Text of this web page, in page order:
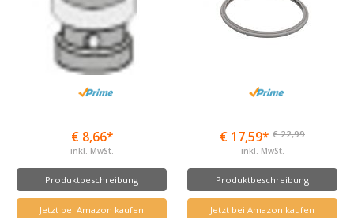
€ 8,66*
inkl. MwSt.
Produktbeschreibung
Jetzt bei Amazon kaufen
€ 17,59* € 22,99
inkl. MwSt.
Produktbeschreibung
Jetzt bei Amazon kaufen